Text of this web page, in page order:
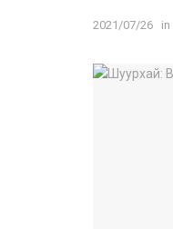
2021/07/26 in